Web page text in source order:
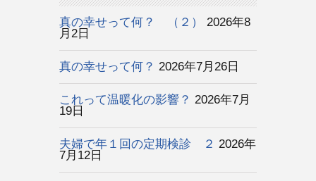
真の幸せって何？ （２）
2026年8
月2日
真の幸せって何？ 2026年7月26日
これって温暖化の影響？ 2026年7月
19日
夫婦で年１回の定期検診 ２ 2026年
7月12日